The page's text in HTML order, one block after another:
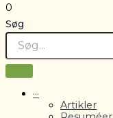
0
Søg
···
Artikler